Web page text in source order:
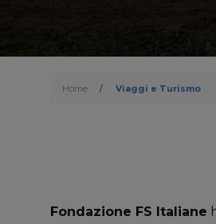
Home / Viaggi e Turismo
Fondazione FS Italiane